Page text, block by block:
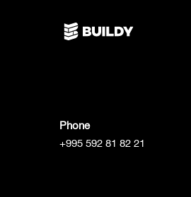
Phone
+995 592 81 82 21